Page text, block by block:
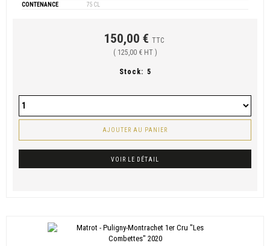
CONTENANCE
75 CL
150,00 € TTC
( 125,00 € HT )
Stock: 5
AJOUTER AU PANIER
VOIR LE DÉTAIL